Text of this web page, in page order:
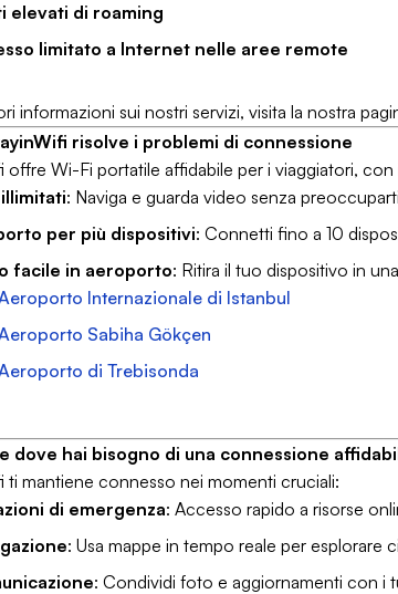
elevati di roaming
limitato a Internet nelle aree remote
informazioni sui nostri servizi, visita la nostra
risolve i problemi di connessione
offre Wi-Fi portatile affidabile per i viaggiatori, con
: Naviga e guarda video senza
per più dispositivi: Connetti fino a 10
facile in aeroporto: Ritira il tuo dispositivo in
Internazionale di Istanbul
Sabiha Gökçen
di Trebisonda
dove hai bisogno di una connessione
ti mantiene connesso nei momenti cruciali:
di emergenza: Accesso rapido a risorse
: Usa mappe in tempo reale per esplorare
: Condividi foto e aggiornamenti con i